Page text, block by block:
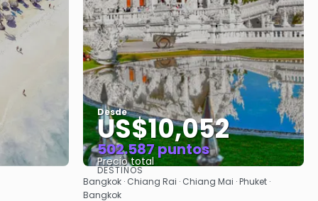
Desde
US$10,052
502.587 puntos
Precio total
Ver
DESTINOS
Bangkok · Chiang Rai · Chiang Mai · Phuket ·
Bangkok